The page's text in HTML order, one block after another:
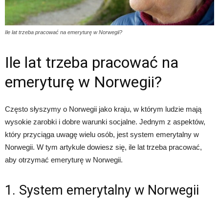
Ile lat trzeba pracować na emeryturę w Norwegii?
Ile lat trzeba pracować na
emeryturę w Norwegii?
Często słyszymy o Norwegii jako kraju, w którym ludzie mają
wysokie zarobki i dobre warunki socjalne. Jednym z aspektów,
który przyciąga uwagę wielu osób, jest system emerytalny w
Norwegii. W tym artykule dowiesz się, ile lat trzeba pracować,
aby otrzymać emeryturę w Norwegii.
1. System emerytalny w Norwegii